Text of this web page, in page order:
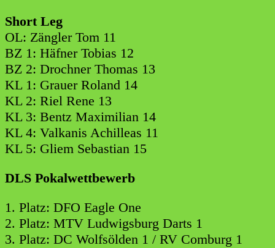
Short Leg
OL: Zängler Tom 11
BZ 1: Häfner Tobias 12
BZ 2: Drochner Thomas 13
KL 1: Grauer Roland 14
KL 2: Riel Rene 13
KL 3: Bentz Maximilian 14
KL 4: Valkanis Achilleas 11
KL 5: Gliem Sebastian 15
DLS Pokalwettbewerb
1. Platz: DFO Eagle One
2. Platz: MTV Ludwigsburg Darts 1
3. Platz: DC Wolfsölden 1 / RV Comburg 1